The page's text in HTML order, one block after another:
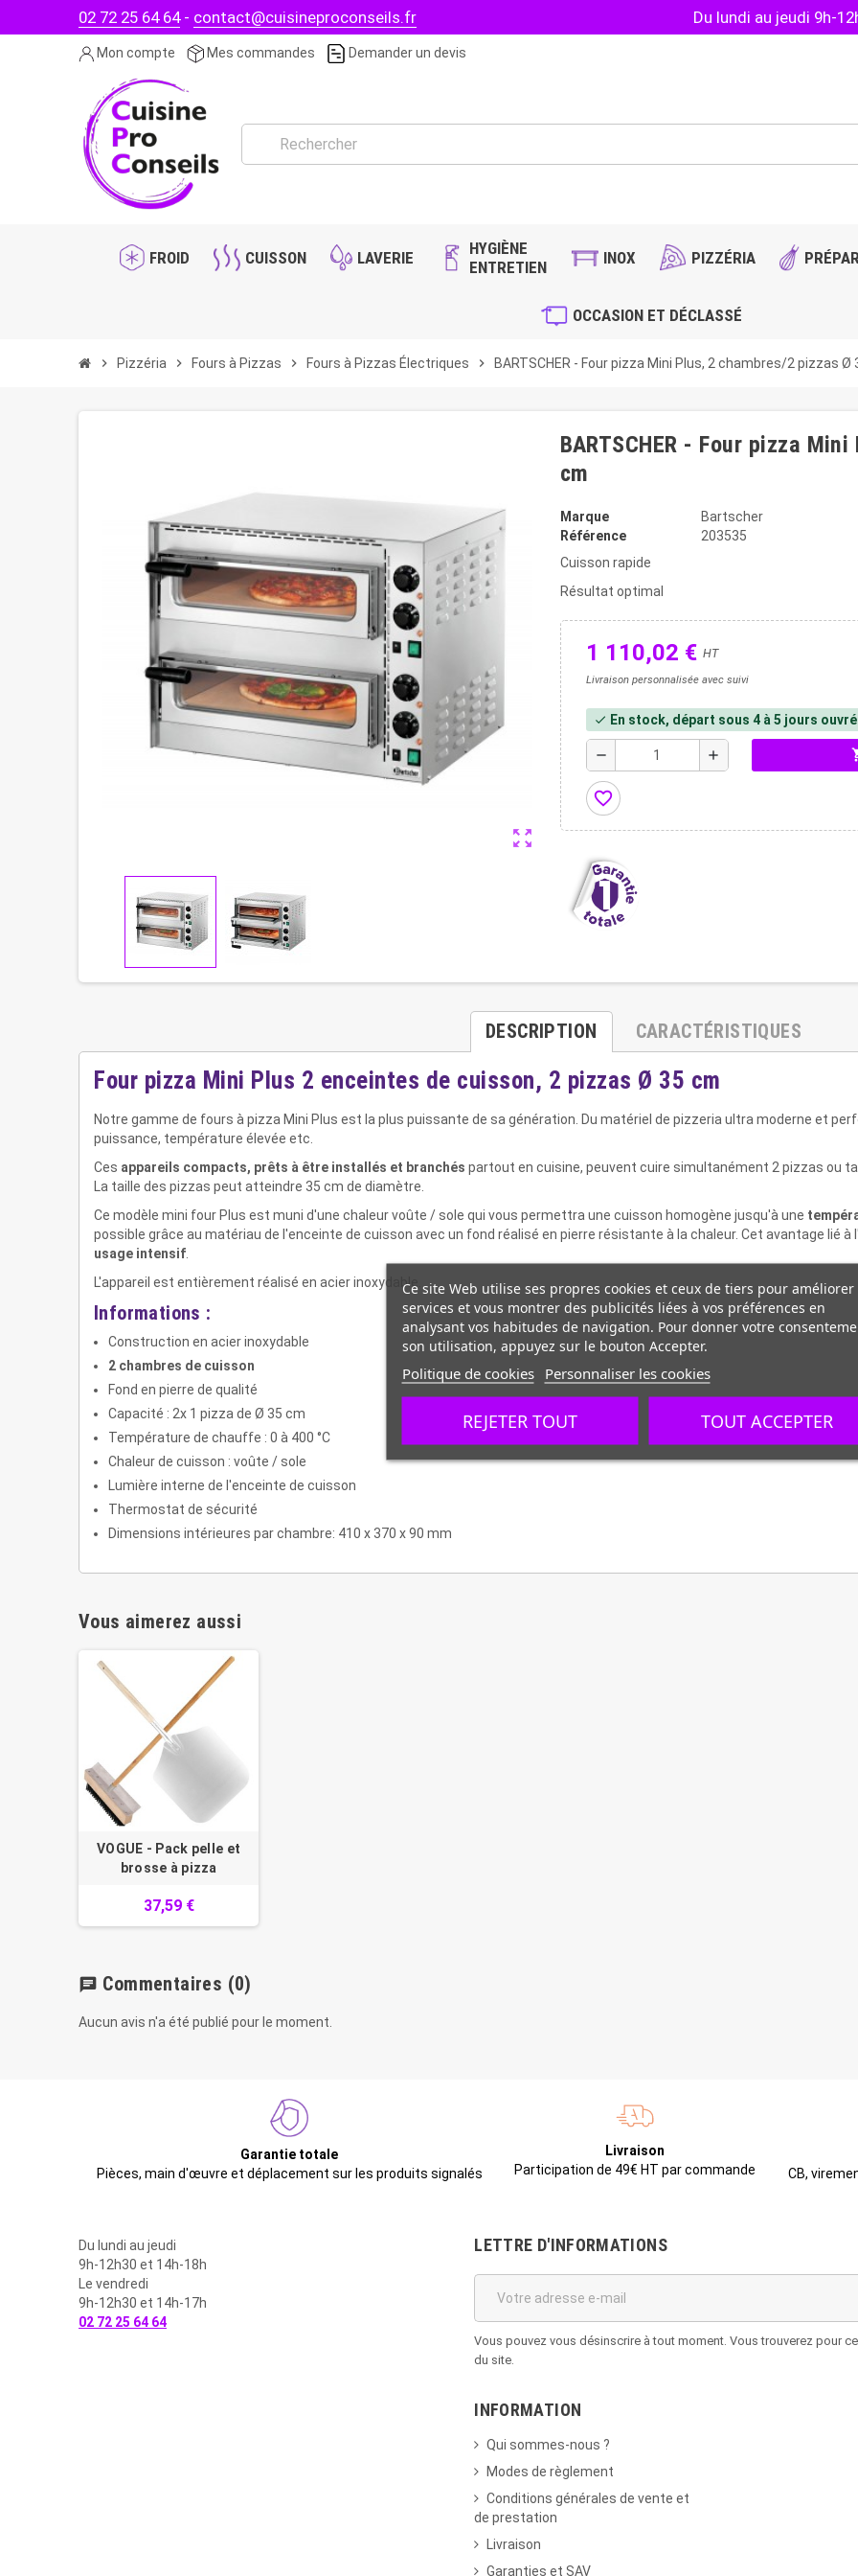
02 72 25 64 64- contact@cuisineproconseils.fr Du lundi au jeudi 9h-
Mon compte Mes commandes Demander un devis
FROID CUISSON LAVERIE
HYGIÈNE
ENTRETIEN
INOX PIZZÉRIA
OCCASION ET DÉCLASSÉ
chevron_right Pizzéria chevron_right Fours à Pizzas chevron_right Fours à Pizzas Électriques chevron_right BARTSCHER - Four pizza Mini Plus, 2 chambres/2 pizzas Ø
zoom_out_map
BARTSCHER - Four pizza
cm
Marque
Bartscher
Référence
203535
Cuisson rapide
Résultat optimal
1 110,02 € HT
Livraison personnalisée avec suivi
check En stock, départ sous 4 à 5 jours
remove add
favorite_border
DESCRIPTION CARACTÉRISTIQUES
Four pizza Mini Plus 2 enceintes de cuisson, 2 pizzas Ø 35 cm
Notre gamme de fours à pizza Mini Plus est la plus puissante de sa génération. Du matériel de pizzeria ultra moderne et
puissance, température élevée etc.
Ces appareils compacts, prêts à être installés et branchés partout en cuisine, peuvent cuire simultanément 2 pizzas ou
La taille des pizzas peut atteindre 35 cm de diamètre.
Ce modèle mini four Plus est muni d'une chaleur voûte / sole qui vous permettra une cuisson homogène jusqu'à une
possible grâce au matériau de l'enceinte de cuisson avec un fond réalisé en pierre résistante à la chaleur. Cet avantage lié
usage intensif.
L'appareil est entièrement réalisé en acier inoxydable.
Informations :
Construction en acier inoxydable
2 chambres de cuisson
Fond en pierre de qualité
Capacité : 2x 1 pizza de Ø 35 cm
Température de chauffe : 0 à 400 °C
Chaleur de cuisson : voûte / sole
Lumière interne de l'enceinte de cuisson
Thermostat de sécurité
Dimensions intérieures par chambre: 410 x 370 x 90 mm
Vous aimerez aussi
VOGUE - Pack pelle et
brosse à pizza
37,59 €
chat Commentaires (0)
Aucun avis n'a été publié pour le moment.
Garantie totale
Pièces, main d'œuvre et déplacement sur les produits signalés
Livraison
Participation de 49€ HT par commande
CB,
Du lundi au jeudi
9h-12h30 et 14h-18h
Le vendredi
9h-12h30 et 14h-17h
02 72 25 64 64
LETTRE D'INFORMATIONS
Vous pouvez vous désinscrire à tout moment. Vous trouverez pour
du site.
INFORMATION
Qui sommes-nous ?
Modes de règlement
Conditions générales de vente et
de prestation
Livraison
Garanties et SAV
Ce site Web utilise ses propres cookies et ceux de tiers pour améliorer
services et vous montrer des publicités liées à vos préférences en
analysant vos habitudes de navigation. Pour donner votre
son utilisation, appuyez sur le bouton Accepter.
Politique de cookies Personnaliser les cookies
REJETER TOUT TOUT ACCEPTER